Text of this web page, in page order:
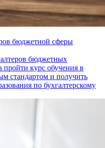
бюджетной сферы
бюджетных
пройти курс обучения в
стандартом и получить
по бухгалтерскому